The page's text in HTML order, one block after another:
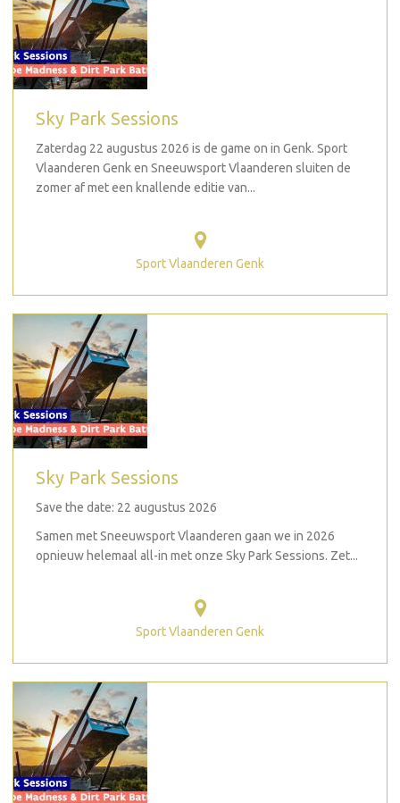
Sky Park Sessions
Zaterdag 22 augustus 2026 is de game on in Genk. Sport
Vlaanderen Genk en Sneeuwsport Vlaanderen sluiten de
zomer af met een knallende editie van...
Sport Vlaanderen Genk
Sky Park Sessions
Save the date: 22 augustus 2026
Samen met Sneeuwsport Vlaanderen gaan we in 2026
opnieuw helemaal all-in met onze Sky Park Sessions. Zet...
Sport Vlaanderen Genk